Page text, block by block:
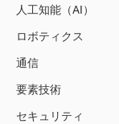
人工知能（AI）
ロボティクス
通信
要素技術
セキュリティ